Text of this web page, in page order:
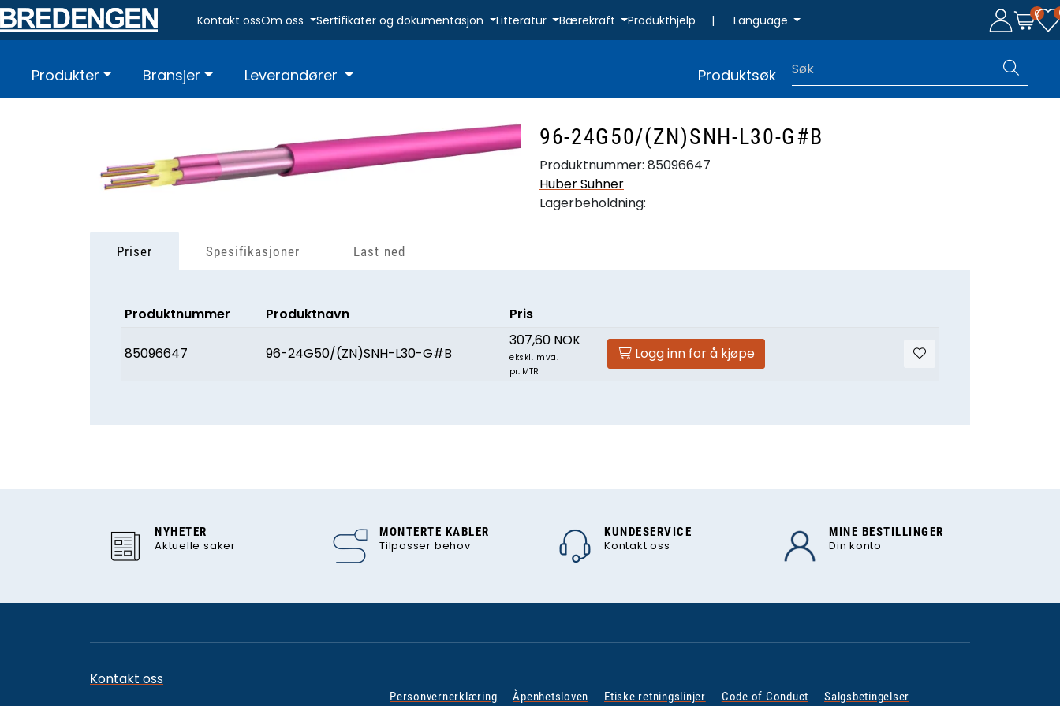
Skip to main content
Kontakt ossOm oss Sertifikater og dokumentasjon Litteratur Bærekraft Produkthjelp | Language 0
Produkter Bransjer Leverandører Produktsøk
96-24G50/(ZN)SNH-L30-G#B
Produktnummer: 85096647
Huber Suhner
Lagerbeholdning:
Priser Spesifikasjoner Last ned
Produktnummer Produktnavn Pris
85096647 96-24G50/(ZN)SNH-L30-G#B
307,60 NOK
ekskl. mva.
pr. MTR
Logg inn for å kjøpe
NYHETER
Aktuelle saker
MONTERTE KABLER
Tilpasser behov
KUNDESERVICE
Kontakt oss
MINE BESTILLINGER
Din konto
Kontakt oss
Personvernerklæring Åpenhetsloven Etiske retningslinjer Code of Conduct Salgsbetingelser